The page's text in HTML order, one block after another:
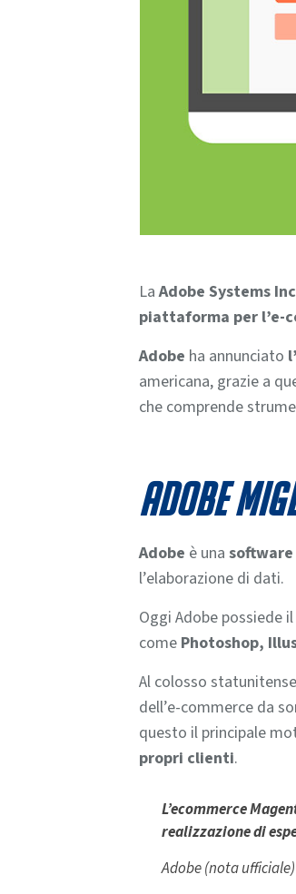
LaAdobe Systems
piattaforma per l’e-
Adobe ha annunciato
americana, grazie a
che comprende
Adobe
Adobe è una software
l’elaborazione di dati.
Oggi Adobe possiede
come Photoshop,
Al colosso
dell’e-commerce da
questo il principale
propri clienti.
L’ecommerce
realizzazione di
Adobe (nota ufficiale)